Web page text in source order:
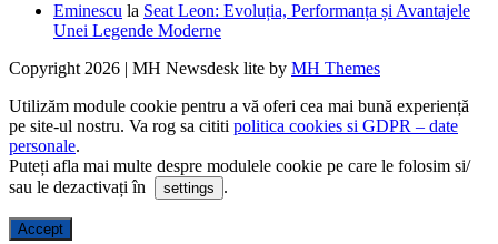
Eminescu la Seat Leon: Evoluția, Performanța și Avantajele
Unei Legende Moderne
Copyright 2026 | MH Newsdesk lite by MH Themes
Utilizăm module cookie pentru a vă oferi cea mai bună experiență
pe site-ul nostru. Va rog sa cititi politica cookies si GDPR – date
personale.
Puteți afla mai multe despre modulele cookie pe care le folosim si/
sau le dezactivați în
settings .
Accept